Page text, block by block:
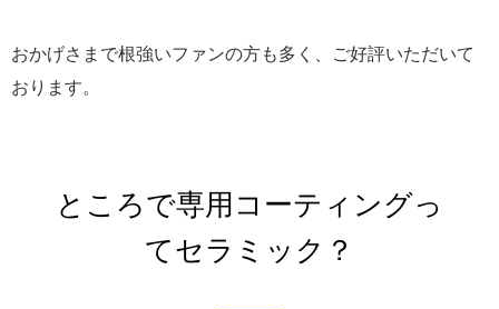
おかげさまで根強いファンの方も多く、ご好評いただいて
おります。
ところで専用コーティングっ
てセラミック？